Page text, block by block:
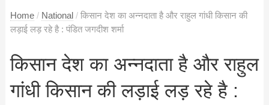
Home / National / किसान देश का अन्नदाता है और राहुल गांधी किसान की
लड़ाई लड़ रहे है : पंडित जगदीश शर्मा
किसान देश का अन्नदाता है और राहुल
गांधी किसान की लड़ाई लड़ रहे है :